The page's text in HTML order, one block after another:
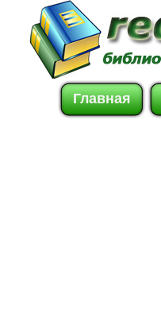
Главная